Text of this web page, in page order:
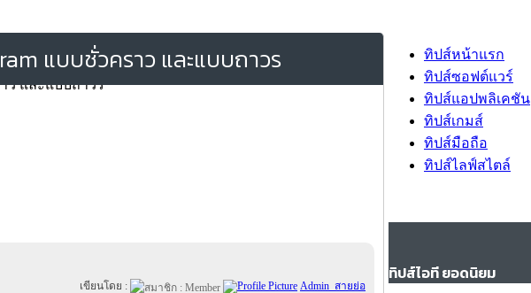
แบบชั่วคราว และแบบถาวร
เขียนโดย :
Admin_สายย่อ
ทิปส์หน้าแรก
ทิปส์ซอฟต์แวร์
ทิปส์แอปพลิเคชัน
ทิปส์เกมส์
ทิปส์มือถือ
ทิปส์ไลฟ์สไตล์
ทิปส์ไอที ยอดนิยม